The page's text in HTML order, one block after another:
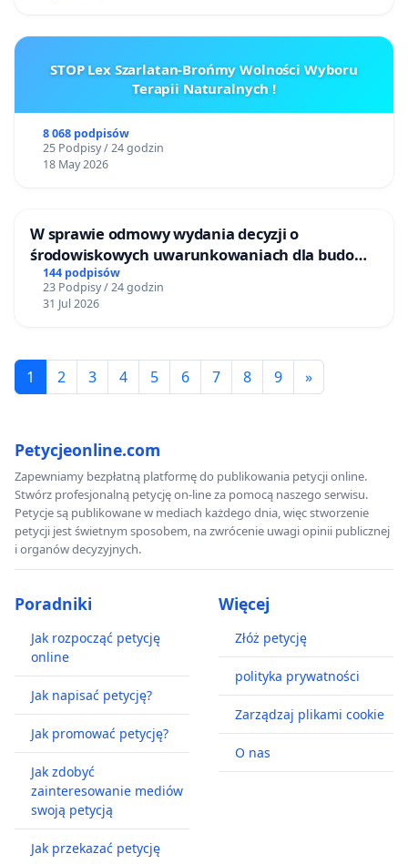
STOP Lex Szarlatan-Brońmy Wolności Wyboru
Terapii Naturalnych !
8 068 podpisów
25 Podpisy / 24 godzin
18 May 2026
W sprawie odmowy wydania decyzji o
środowiskowych uwarunkowaniach dla budowy
zakładu wytwarzania biometanu „Krynki” w
Ostrowiu Południowym oraz ochrony
mieszkańców i Puszczy Knyszyńskiej
144 podpisów
23 Podpisy / 24 godzin
31 Jul 2026
1 2 3 4 5 6 7 8 9 »
Petycjeonline.com
Zapewniamy bezpłatną platformę do publikowania petycji online.
Stwórz profesjonalną petycję on-line za pomocą naszego serwisu.
Petycje są publikowane w mediach każdego dnia, więc stworzenie
petycji jest świetnym sposobem, na zwrócenie uwagi opinii publicznej
i organów decyzyjnych.
Poradniki
Jak rozpocząć petycję
online
Jak napisać petycję?
Jak promować petycję?
Jak zdobyć
zainteresowanie mediów
swoją petycją
Jak przekazać petycję
Więcej
Złóż petycję
polityka prywatności
Zarządzaj plikami cookie
O nas